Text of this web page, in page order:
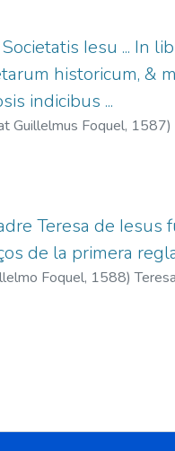
Iesu ... In
historicum, &
indicibus ...
Guillelmus Foquel, 1587)
Teresa de
de la primera
Foquel, 1588)
1515-1582. Libro de la vida